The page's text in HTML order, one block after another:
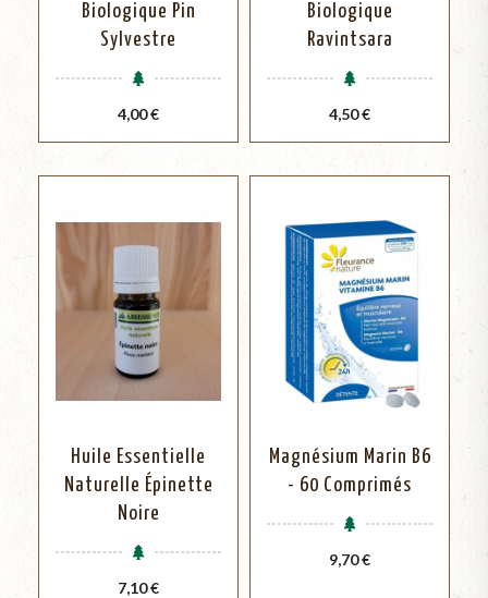
Biologique Pin
Sylvestre
Prix
4,00 €
Biologique
Ravintsara
Prix
4,50 €
Huile Essentielle
Naturelle Épinette
Noire
Prix
7,10 €
Magnésium Marin B6
- 60 Comprimés
Prix
9,70 €